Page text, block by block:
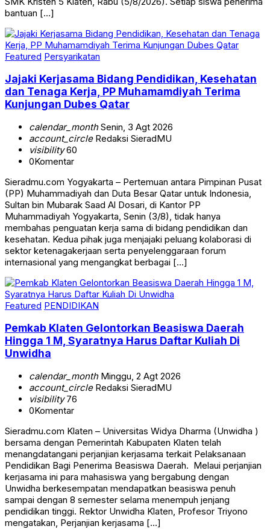
bantuan […]
Featured Persyarikatan
Jajaki Kerjasama Bidang Pendidikan, Kesehatan
dan Tenaga Kerja, PP Muhamamdiyah Terima
Kunjungan Dubes Qatar
calendar_monthSenin, 3 Agt 2026
account_circleRedaksi SieradMU
visibility60
0Komentar
Sieradmu.com Yogyakarta – Pertemuan antara Pimpinan Pusat
(PP) Muhammadiyah dan Duta Besar Qatar untuk Indonesia,
Sultan bin Mubarak Saad Al Dosari, di Kantor PP
Muhammadiyah Yogyakarta, Senin (3/8), tidak hanya
membahas penguatan kerja sama di bidang pendidikan dan
kesehatan. Kedua pihak juga menjajaki peluang kolaborasi di
sektor ketenagakerjaan serta penyelenggaraan forum
internasional yang mengangkat berbagai […]
Featured PENDIDIKAN
Pemkab Klaten Gelontorkan Beasiswa Daerah
Hingga 1 M, Syaratnya Harus Daftar Kuliah Di
Unwidha
calendar_monthMinggu, 2 Agt 2026
account_circleRedaksi SieradMU
visibility76
0Komentar
Sieradmu.com Klaten – Universitas Widya Dharma (Unwidha )
bersama dengan Pemerintah Kabupaten Klaten telah
menangdatangani perjanjian kerjasama terkait Pelaksanaan
Pendidikan Bagi Penerima Beasiswa Daerah. Melaui perjanjian
kerjasama ini para mahasiswa yang bergabung dengan
Unwidha berkesempatan mendapatkan beasiswa penuh
sampai dengan 8 semester selama menempuh jenjang
pendidikan tinggi. Rektor Unwidha Klaten, Profesor Triyono
mengatakan, Perjanjian kerjasama […]